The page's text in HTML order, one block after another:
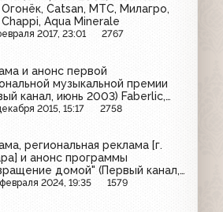
Огонёк, Catsan, МТС, Милагро,
Aqua Minerale
2017, 23:01 2767
и анонс первой
музыкальной премии
канал, июнь 2003) Faberlic,
Имодиум, Prestige, Фумитокс,
2015, 15:17 2758
региональная реклама [г.
и анонс программы
домой" (Первый канал,
Любимый сад, Академия
2024, 19:35 1579